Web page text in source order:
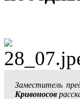
Заместитель
Кривоносов